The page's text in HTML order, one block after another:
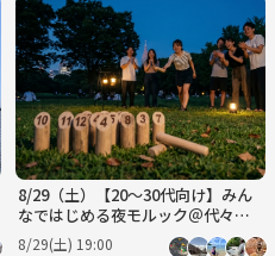
8/29（土）【20～30代向け】みん
なではじめる夜モルック＠代々木
公園
8/29(土) 19:00